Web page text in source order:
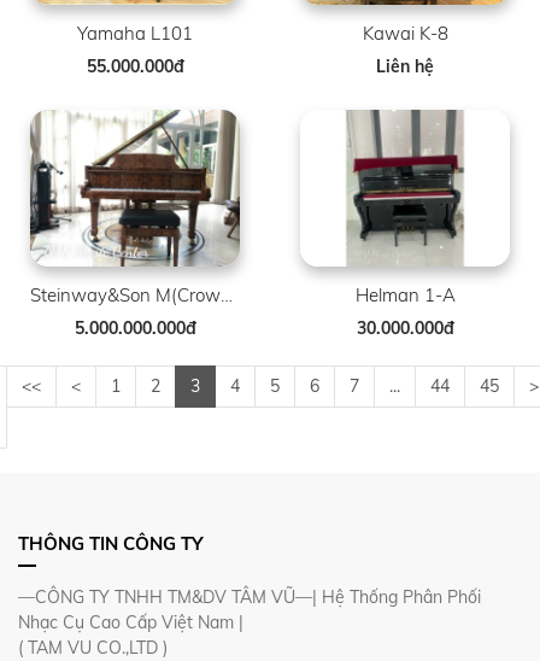
Yamaha L101
55.000.000đ
Kawai K-8
Liên hệ
Steinway&Son M(Crown Jewels)
5.000.000.000đ
Helman 1-A
30.000.000đ
<< < 1 2 3 4 5 6 7 ... 44 45 >
THÔNG TIN CÔNG TY
—CÔNG TY TNHH TM&DV TÂM VŨ—| Hệ Thống Phân Phối
Nhạc Cụ Cao Cấp Việt Nam |
( TAM VU CO.,LTD )